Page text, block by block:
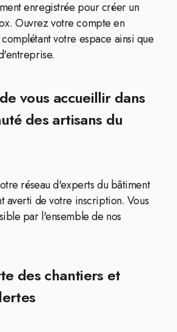
enregistrée pour créer un
Ouvrez votre compte en
votre espace ainsi que
vous accueillir dans
des artisans du
réseau d'experts du bâtiment
averti de votre inscription. Vous
par l'ensemble de nos
des chantiers et